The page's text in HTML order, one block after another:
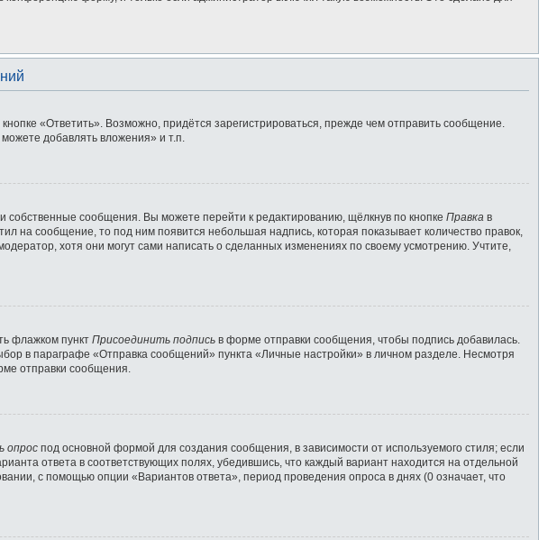
«Ответить». Возможно, придётся зарегистрироваться, прежде чем отправить сообщение.
добавлять вложения» и т.п.
сообщения. Вы можете перейти к редактированию, щёлкнув по кнопке Правка в
на сообщение, то под ним появится небольшая надпись, которая показывает количество правок,
хотя они могут сами написать о сделанных изменениях по своему усмотрению. Учтите,
флажком пункт Присоединить подпись в форме отправки сообщения, чтобы подпись добавилась.
в параграфе «Отправка сообщений» пункта «Личные настройки» в личном разделе. Несмотря
отправки сообщения.
опрос под основной формой для создания сообщения, в зависимости от используемого стиля; если
ответа в соответствующих полях, убедившись, что каждый вариант находится на отдельной
с помощью опции «Вариантов ответа», период проведения опроса в днях (0 означает, что